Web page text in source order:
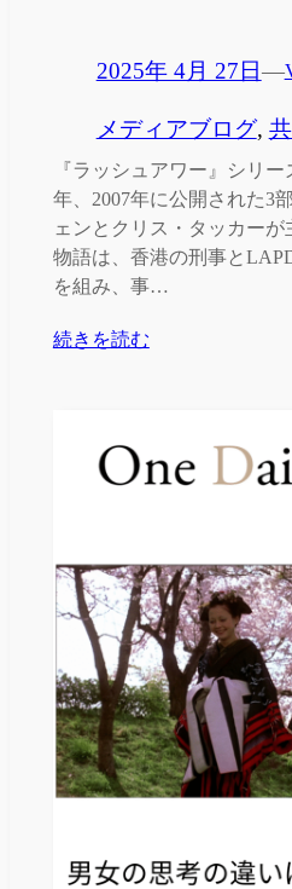
2025年 4月 27日—
メディアブログ,
『ラッシュアワー』シリー
年、2007年に公開された3
ェンとクリス・タッカーが
物語は、香港の刑事と
を組み、事…
続きを読む